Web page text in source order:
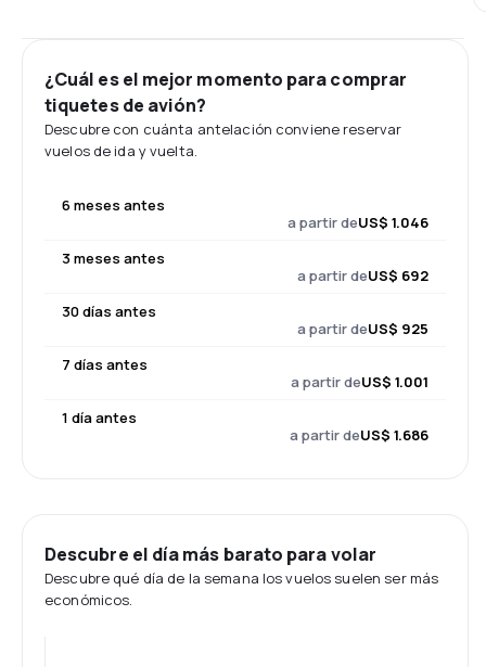
¿Cuál es el mejor momento para comprar
tiquetes de avión?
Descubre con cuánta antelación conviene reservar
vuelos de ida y vuelta.
6 meses antes
a partir deUS$ 1.046
3 meses antes
a partir deUS$ 692
30 días antes
a partir deUS$ 925
7 días antes
a partir deUS$ 1.001
1 día antes
a partir deUS$ 1.686
Descubre el día más barato para volar
Descubre qué día de la semana los vuelos suelen ser más
económicos.